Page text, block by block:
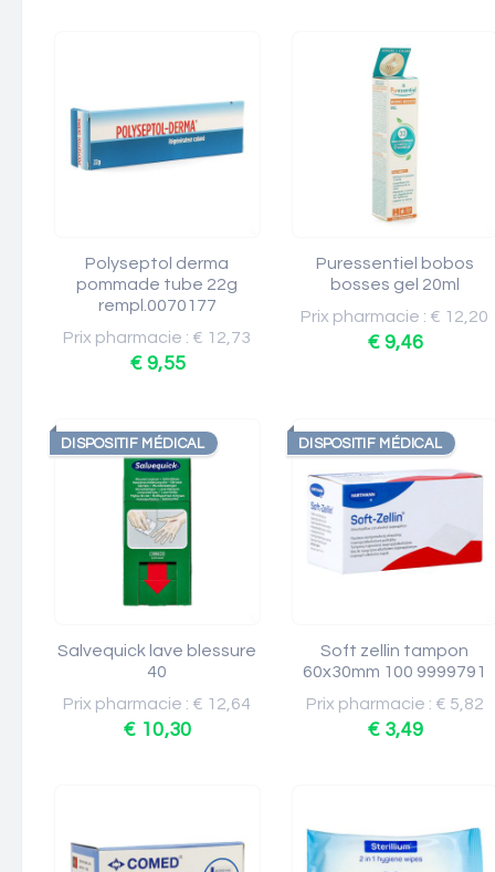
Polyseptol derma
pommade tube 22g
rempl.0070177
Prix pharmacie : € 12,73
€ 9,55
Puressentiel bobos
bosses gel 20ml
Prix pharmacie : € 12,20
€ 9,46
DISPOSITIF MÉDICAL
Salvequick lave blessure
40
Prix pharmacie : € 12,64
€ 10,30
DISPOSITIF MÉDICAL
Soft zellin tampon
60x30mm 100 9999791
Prix pharmacie : € 5,82
€ 3,49